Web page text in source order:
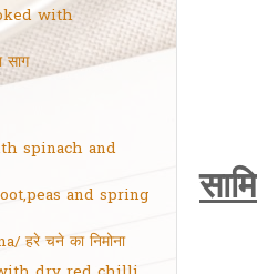
with
spinach and
and spring
हरे चने का निमोना